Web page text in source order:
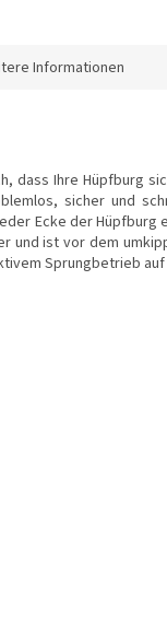
Informationen
dass Ihre Hüpfburg
sicher und
Ecke der
und ist vor dem
Sprungbetrieb